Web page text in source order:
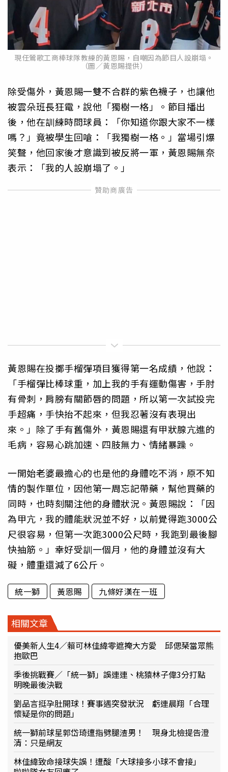
現任鶯歌工商棒球隊教練的黃恩賜，自嘲因為節目人設崩塌。
（圖／黃恩賜提供）
除受傷外，黃恩賜一雙不合群的紫色襪子，也讓他
被雲朵班長狂電，說他「獨樹一格」。節目播出
後，他在訓練時問球員：「你知道你跟大家不一樣
嗎？」竟被學生回嗆：「我獨樹一格。」當場引爆
笑聲，他回家後才意識到被反將一軍，黃恩賜無奈
表示：「我的人設崩塌了。」
黃恩賜在投擲手榴彈項目獲得第一名成績，他說：
「手榴彈比棒球重，加上我的手有運動傷害，手肘
有骨刺，肩膀有關節唇的問題，所以第一次試投完
手超痛，手快抬不起來，但我忍著沒有表現出
來。」除了手有舊傷外，黃恩賜還有甲狀腺亢進的
毛病，容易心跳加速、四肢無力、情緒暴躁。
一開始老婆最擔心的也是他的身體吃不消，原不知
情的製作單位，因他第一周忘記帶藥，幫他買藥的
同時，也時刻關注他的身體狀況。黃恩賜說：「因
為甲亢，我的體能狀況並不好，以前覺得跑3000公
尺很容易，但第一次跑3000公尺時，我跑到最後腳
快抽筋。」幸好受訓一個月，他的身體並沒有大
礙，體重還減了6公斤。
統一獅 黃恩賜 九條好漢在一班
相關文章
優美新人生4／賴可林佳緯零遮掩大方愛 邱偲琹當眾熊
抱歐巴
季後挑戰賽／「統一獅」誤連連、桃猿林子偉3分打點
明晚最後決戰
劉品言挺孕肚開球！賽事遇突發狀況 虧連晨翔「合理
懷疑是你的問題」
統一獅前球星郭岱琦遭指劈腿渣男！ 現身北檢提告澄
清：只是網友
林佳緯致命接球失誤！遭酸「大球接多小球不會接」